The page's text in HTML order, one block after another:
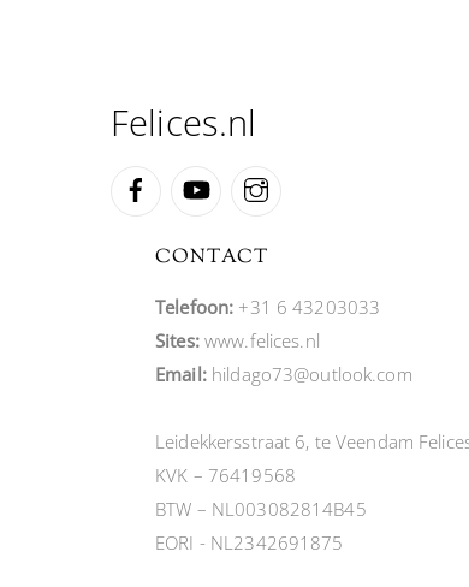
Felices.nl
FacebookYouTube
CONTACT
Telefoon: +31 6 43203033
Sites:www.felices.nl
Email:hildago73@outlook.com
Leidekkersstraat 6, te Veendam
KVK – 76419568
BTW – NL003082814B45
EORI - NL2342691875